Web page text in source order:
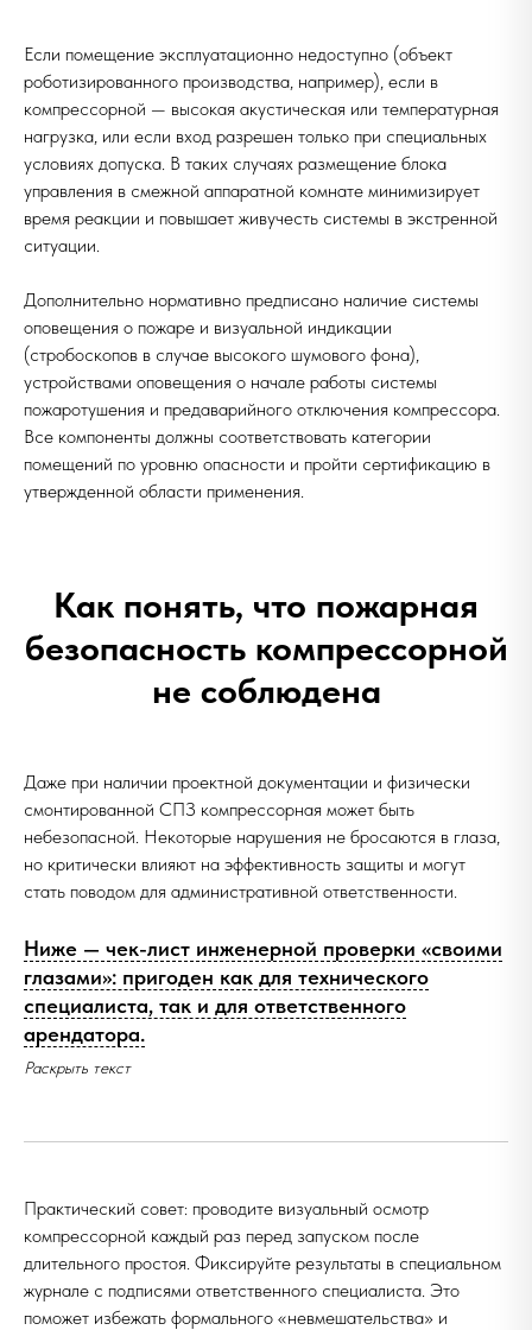
Если помещение эксплуатационно недоступно (объект
роботизированного производства, например), если в
компрессорной — высокая акустическая или температурная
нагрузка, или если вход разрешен только при специальных
условиях допуска. В таких случаях размещение блока
управления в смежной аппаратной комнате минимизирует
время реакции и повышает живучесть системы в экстренной
ситуации.
Дополнительно нормативно предписано наличие системы
оповещения о пожаре и визуальной индикации
(стробоскопов в случае высокого шумового фона),
устройствами оповещения о начале работы системы
пожаротушения и предаварийного отключения компрессора.
Все компоненты должны соответствовать категории
помещений по уровню опасности и пройти сертификацию в
утвержденной области применения.
Как понять, что пожарная
безопасность компрессорной
не соблюдена
Даже при наличии проектной документации и физически
смонтированной СПЗ компрессорная может быть
небезопасной. Некоторые нарушения не бросаются в глаза,
но критически влияют на эффективность защиты и могут
стать поводом для административной ответственности.
Ниже — чек-лист инженерной проверки «своими
глазами»: пригоден как для технического
специалиста, так и для ответственного
арендатора.
Раскрыть текст
Практический совет: проводите визуальный осмотр
компрессорной каждый раз перед запуском после
длительного простоя. Фиксируйте результаты в специальном
журнале с подписями ответственного специалиста. Это
поможет избежать формального «невмешательства» и